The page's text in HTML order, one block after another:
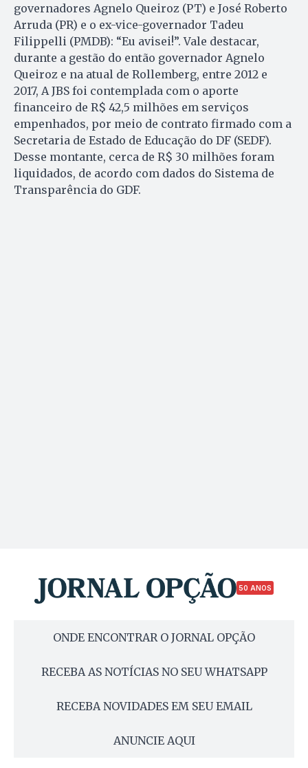
governadores Agnelo Queiroz (PT) e José Roberto
Arruda (PR) e o ex-vice-governador Tadeu
Filippelli (PMDB): “Eu avisei!”. Vale destacar,
durante a gestão do então governador Agnelo
Queiroz e na atual de Rollemberg, entre 2012 e
2017, A JBS foi contemplada com o aporte
financeiro de R$ 42,5 milhões em serviços
empenhados, por meio de contrato firmado com a
Secretaria de Estado de Educação do DF (SEDF).
Desse montante, cerca de R$ 30 milhões foram
liquidados, de acordo com dados do Sistema de
Transparência do GDF.
50 ANOS
ONDE ENCONTRAR O JORNAL OPÇÃO
RECEBA AS NOTÍCIAS NO SEU WHATSAPP
RECEBA NOVIDADES EM SEU EMAIL
ANUNCIE AQUI